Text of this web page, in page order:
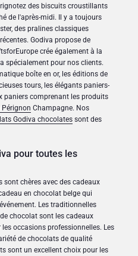
des biscuits croustillants
de l'après-midi. Il y a toujours
des pralines classiques
Godiva propose de
crée également à la
spécialement pour nos clients.
boîte en or, les éditions de
tours, les élégants paniers-
paniers comprenant les produits
Pérignon Champagne. Nos
Godiva chocolates sont des
pour toutes les
sont chères avec des cadeaux
en chocolat belge qui
Les traditionnelles
chocolat sont les cadeaux
occasions professionnelles. Les
de chocolats de qualité
sont un excellent choix pour les